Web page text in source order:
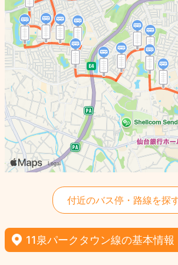
付近のバス停・路線を探
11泉パークタウン線の基本情報